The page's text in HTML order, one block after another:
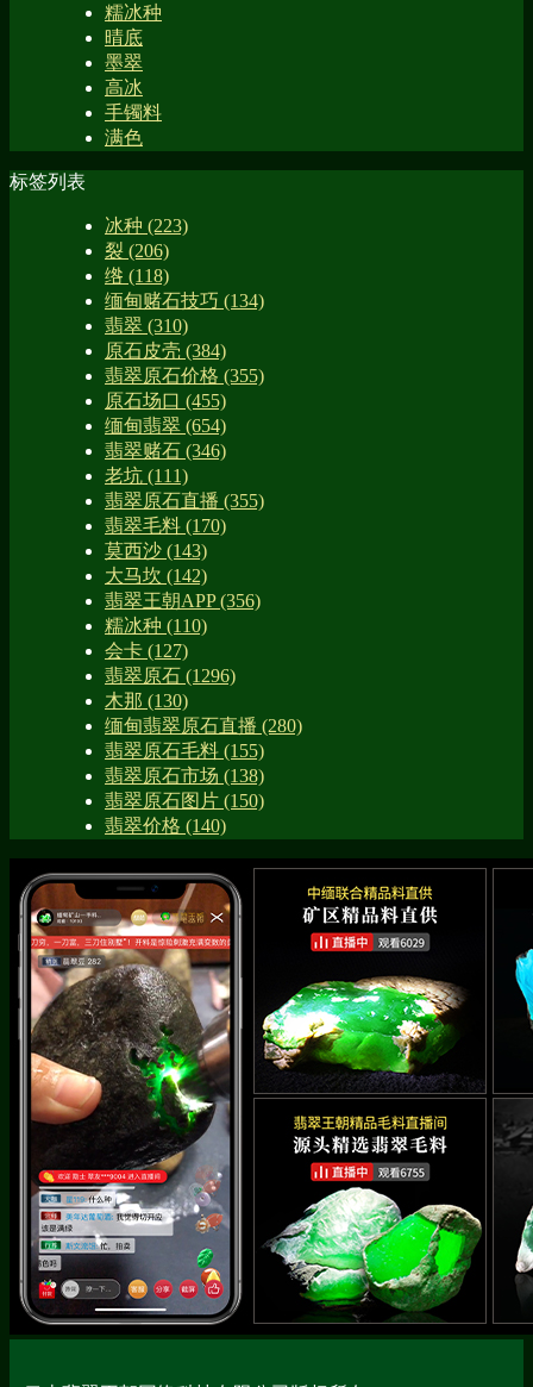
糯冰种
晴底
墨翠
高冰
手镯料
满色
标签列表
冰种 (223)
裂 (206)
绺 (118)
缅甸赌石技巧 (134)
翡翠 (310)
原石皮壳 (384)
翡翠原石价格 (355)
原石场口 (455)
缅甸翡翠 (654)
翡翠赌石 (346)
老坑 (111)
翡翠原石直播 (355)
翡翠毛料 (170)
莫西沙 (143)
大马坎 (142)
翡翠王朝APP(356)
糯冰种 (110)
会卡 (127)
翡翠原石 (1296)
木那 (130)
缅甸翡翠原石直播 (280)
翡翠原石毛料 (155)
翡翠原石市场 (138)
翡翠原石图片 (150)
翡翠价格 (140)